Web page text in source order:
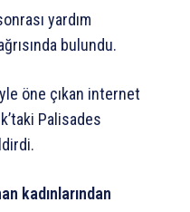
yardım
bulundu.
öne çıkan internet
Palisades
kadınlarından